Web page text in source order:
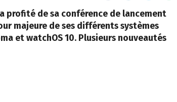
profité de sa conférence de lancement
majeure de ses différents systèmes
et watchOS 10. Plusieurs nouveautés